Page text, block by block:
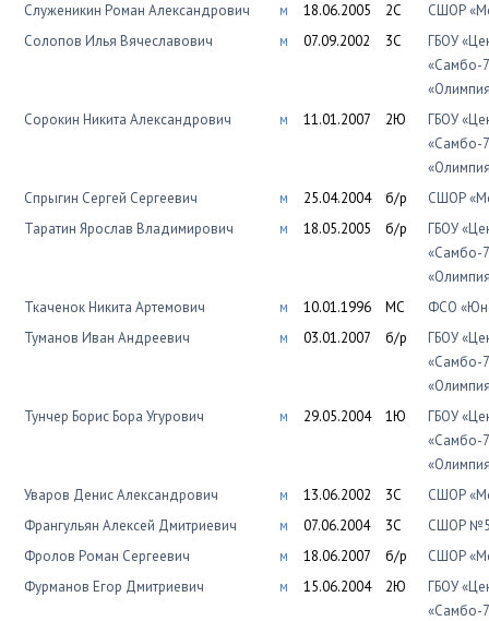
Служеникин Роман Александрович
м 18.06.2005 2С
СШОР
Солопов Илья Вячеславович
м 07.09.2002 3С
ГБОУ
«Самбо-
Сорокин Никита Александрович
м 11.01.2007 2Ю
ГБОУ
«Самбо-
Спрыгин Сергей Сергеевич
м 25.04.2004 б/р
СШОР
Таратин Ярослав Владимирович
м 18.05.2005 б/р
ГБОУ
«Самбо-
Ткаченок Никита Артемович
м 10.01.1996 МС
ФСО
Туманов Иван Андреевич
м 03.01.2007 б/р
ГБОУ
«Самбо-
Тунчер Борис Бора Угурович
м 29.05.2004 1Ю
ГБОУ
«Самбо-
Уваров Денис Александрович
м 13.06.2002 3С
СШОР
Франгульян Алексей Дмитриевич
м 07.06.2004 3С
СШОР
Фролов Роман Сергеевич
м 18.06.2007 б/р
СШОР
Фурманов Егор Дмитриевич
м 15.06.2004 2Ю
ГБОУ
«Самбо-